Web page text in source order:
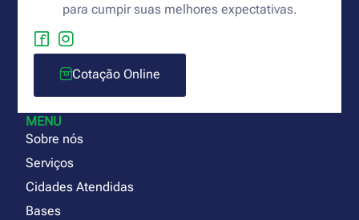
para cumpir suas melhores expectativas.
Cotação Online
MENU
Sobre nós
Serviços
Cidades Atendidas
Bases